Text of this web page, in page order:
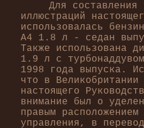
Для составления
иллюстраций
использовалась
А4 1.8 л - седан
Также использована
1.9 л с
1998 года выпуска.
что в Великобритании
настоящего
внимание был о
правым расположением
управления, в